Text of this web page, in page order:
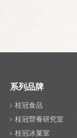
系列品牌
桂冠食品
桂冠營養研究室
桂冠冰菓室